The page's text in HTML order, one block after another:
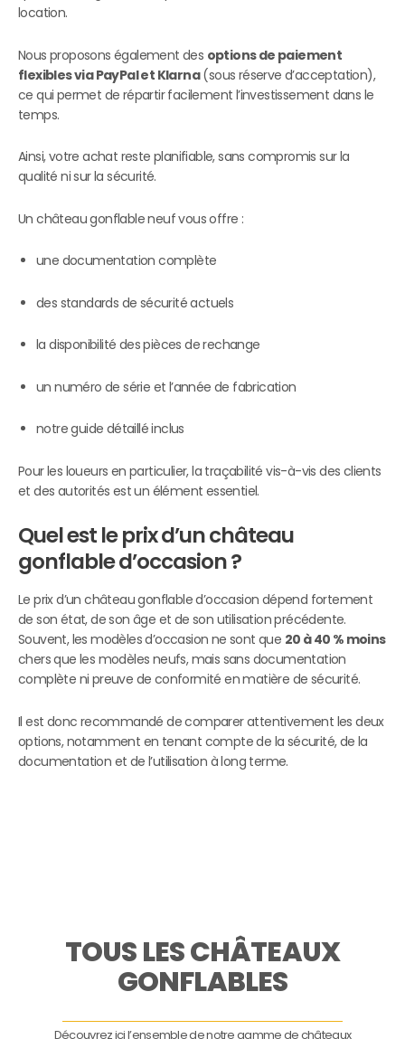
location.
Nous proposons également des options de paiement
flexibles via PayPal et Klarna(sous réserve d’acceptation),
ce qui permet de répartir facilement l’investissement dans le
temps.
Ainsi, votre achat reste planifiable, sans compromis sur la
qualité ni sur la sécurité.
Un château gonflable neuf vous offre :
une documentation complète
des standards de sécurité actuels
la disponibilité des pièces de rechange
un numéro de série et l’année de fabrication
notre guide détaillé inclus
Pour les loueurs en particulier, la traçabilité vis-à-vis des clients
et des autorités est un élément essentiel.
Quel est le prix d’un château
gonflable d’occasion ?
Le prix d’un château gonflable d’occasion dépend fortement
de son état, de son âge et de son utilisation précédente.
Souvent, les modèles d’occasion ne sont que 20 à 40 % moins
chers que les modèles neufs, mais sans documentation
complète ni preuve de conformité en matière de sécurité.
Il est donc recommandé de comparer attentivement les deux
options, notamment en tenant compte de la sécurité, de la
documentation et de l’utilisation à long terme.
TOUS LES CHÂTEAUX
GONFLABLES
Découvrez ici l’ensemble de notre gamme de châteaux